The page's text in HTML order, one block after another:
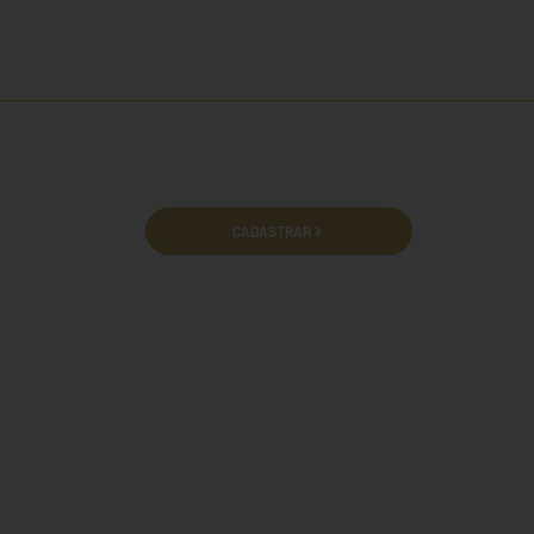
CADASTRAR